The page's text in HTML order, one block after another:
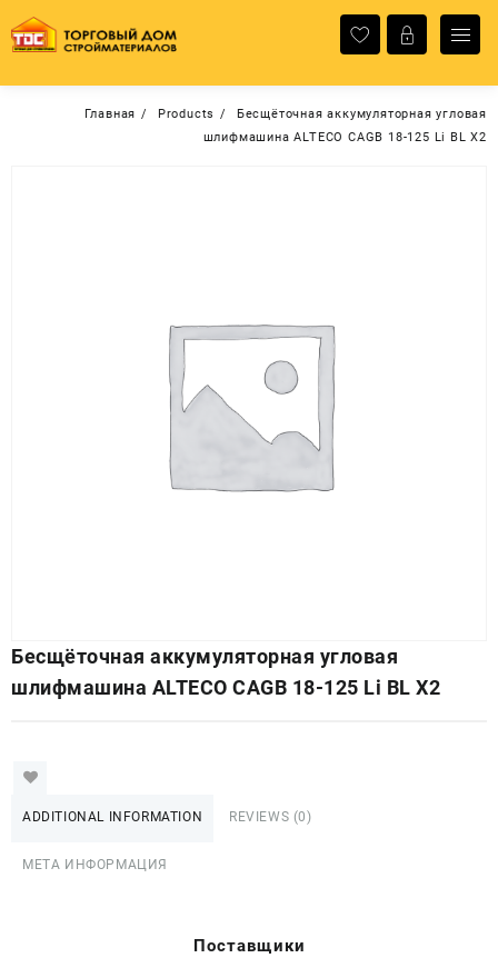
содержимому
Главная Products
Бесщёточная аккумуляторная угловая
шлифмашина ALTECO CAGB 18-125 Li BL X2
Бесщёточная аккумуляторная угловая
шлифмашина ALTECO CAGB 18-125 Li BL X2
ADDITIONAL INFORMATION REVIEWS (0)
МЕТА ИНФОРМАЦИЯ
Поставщики